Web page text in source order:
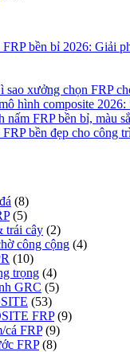
bền bỉ 2026: Giải
sao xưởng chọn FRP
hình composite
FRP bền bỉ, màu
bền đẹp cho công
(8)
(5)
trái cây (2)
công cộng (4)
(10)
trọng (4)
GRC (5)
(53)
FRP (9)
cá FRP (9)
FRP (8)